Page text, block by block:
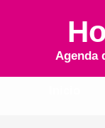
Agenda